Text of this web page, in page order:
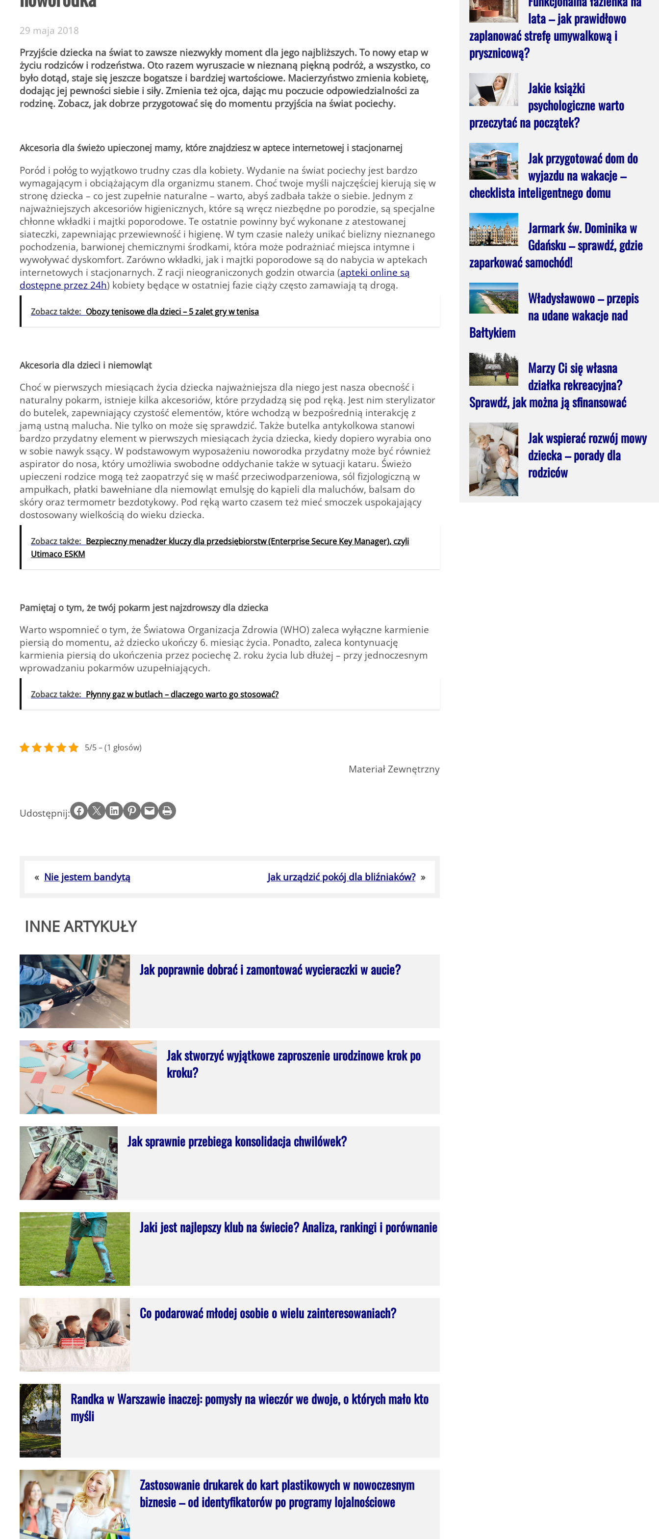
29 maja 2018
Przyjście dziecka na świat to zawsze niezwykły moment dla jego najbliższych. To nowy etap w
życiu rodziców i rodzeństwa. Oto razem wyruszacie w nieznaną piękną podróż, a wszystko, co
było dotąd, staje się jeszcze bogatsze i bardziej wartościowe. Macierzyństwo zmienia kobietę,
dodając jej pewności siebie i siły. Zmienia też ojca, dając mu poczucie odpowiedzialności za
rodzinę. Zobacz, jak dobrze przygotować się do momentu przyjścia na świat pociechy.
Akcesoria dla świeżo upieczonej mamy, które znajdziesz w aptece internetowej i stacjonarnej
Poród i połóg to wyjątkowo trudny czas dla kobiety. Wydanie na świat pociechy jest bardzo
wymagającym i obciążającym dla organizmu stanem. Choć twoje myśli najczęściej kierują się w
stronę dziecka – co jest zupełnie naturalne – warto, abyś zadbała także o siebie. Jednym z
najważniejszych akcesoriów higienicznych, które są wręcz niezbędne po porodzie, są specjalne
chłonne wkładki i majtki poporodowe. Te ostatnie powinny być wykonane z atestowanej
siateczki, zapewniając przewiewność i higienę. W tym czasie należy unikać bielizny nieznanego
pochodzenia, barwionej chemicznymi środkami, która może podrażniać miejsca intymne i
wywoływać dyskomfort. Zarówno wkładki, jak i majtki poporodowe są do nabycia w aptekach
internetowych i stacjonarnych. Z racji nieograniczonych godzin otwarcia (apteki online są
dostępne przez 24h) kobiety będące w ostatniej fazie ciąży często zamawiają tą drogą.
Zobacz także: Obozy tenisowe dla dzieci – 5 zalet gry w tenisa
Akcesoria dla dzieci i niemowląt
Choć w pierwszych miesiącach życia dziecka najważniejsza dla niego jest nasza obecność i
naturalny pokarm, istnieje kilka akcesoriów, które przydadzą się pod ręką. Jest nim sterylizator
do butelek, zapewniający czystość elementów, które wchodzą w bezpośrednią interakcję z
jamą ustną malucha. Nie tylko on może się sprawdzić. Także butelka antykolkowa stanowi
bardzo przydatny element w pierwszych miesiącach życia dziecka, kiedy dopiero wyrabia ono
w sobie nawyk ssący. W podstawowym wyposażeniu noworodka przydatny może być również
aspirator do nosa, który umożliwia swobodne oddychanie także w sytuacji kataru. Świeżo
upieczeni rodzice mogą też zaopatrzyć się w maść przeciwodparzeniowa, sól fizjologiczną w
ampułkach, płatki bawełniane dla niemowląt emulsję do kąpieli dla maluchów, balsam do
skóry oraz termometr bezdotykowy. Pod ręką warto czasem też mieć smoczek uspokajający
dostosowany wielkością do wieku dziecka.
Zobacz także: Bezpieczny menadżer kluczy dla przedsiębiorstw (Enterprise Secure Key Manager), czyli
Utimaco ESKM
Pamiętaj o tym, że twój pokarm jest najzdrowszy dla dziecka
Warto wspomnieć o tym, że Światowa Organizacja Zdrowia (WHO) zaleca wyłączne karmienie
piersią do momentu, aż dziecko ukończy 6. miesiąc życia. Ponadto, zaleca kontynuację
karmienia piersią do ukończenia przez pociechę 2. roku życia lub dłużej – przy jednoczesnym
wprowadzaniu pokarmów uzupełniających.
Zobacz także: Płynny gaz w butlach – dlaczego warto go stosować?
5/5 – (1 głosów)
Materiał Zewnętrzny
Udostępnij: Share on Facebook Email this Page Share on LinkedIn Share on Pinterest Email this Page Print this Page
« Nie jestem bandytą Jak urządzić pokój dla bliźniaków? »
INNE ARTYKUŁY
Jak poprawnie dobrać i zamontować wycieraczki w aucie?
Jak stworzyć wyjątkowe zaproszenie urodzinowe krok po
kroku?
Jak sprawnie przebiega konsolidacja chwilówek?
Jaki jest najlepszy klub na świecie? Analiza, rankingi i porównanie
Co podarować młodej osobie o wielu zainteresowaniach?
Randka w Warszawie inaczej: pomysły na wieczór we dwoje, o których mało kto
myśli
Zastosowanie drukarek do kart plastikowych w nowoczesnym
biznesie – od identyfikatorów po programy lojalnościowe
lata – jak prawidłowo
zaplanować strefę umywalkową i
prysznicową?
Jakie książki
psychologiczne warto
przeczytać na początek?
Jak przygotować dom do
wyjazdu na wakacje –
checklista inteligentnego domu
Jarmark św. Dominika w
Gdańsku – sprawdź, gdzie
zaparkować samochód!
Władysławowo – przepis
na udane wakacje nad
Bałtykiem
Marzy Ci się własna
działka rekreacyjna?
Sprawdź, jak można ją sfinansować
Jak wspierać rozwój mowy
dziecka – porady dla
rodziców